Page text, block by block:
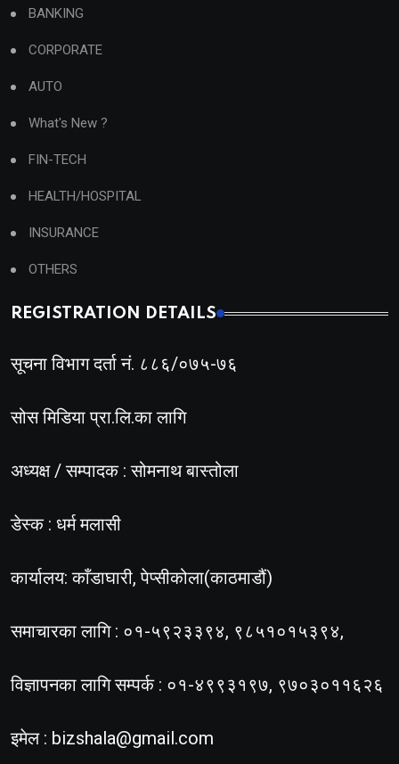
BANKING
CORPORATE
AUTO
What's New ?
FIN-TECH
HEALTH/HOSPITAL
INSURANCE
OTHERS
REGISTRATION DETAILS
सूचना विभाग दर्ता नं. ८८६/०७५-७६
सोस मिडिया प्रा.लि.का लागि
अध्यक्ष / सम्पादक : सोमनाथ बास्तोला
डेस्क : धर्म मलासी
कार्यालय: काँडाघारी, पेप्सीकोला(काठमाडौं)
समाचारका लागि : ०१-५९२३३९४, ९८५१०१५३९४,
विज्ञापनका लागि सम्पर्क : ०१-४९९३१९७, ९७०३०११६२६
इमेल : bizshala@gmail.com